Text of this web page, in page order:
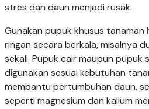
stres dan daun menjadi rusak.
Gunakan pupuk khusus tanaman
ringan secara berkala, misalnya
sekali. Pupuk cair maupun pupuk
digunakan sesuai kebutuhan
membantu pertumbuhan daun,
seperti magnesium dan kalium